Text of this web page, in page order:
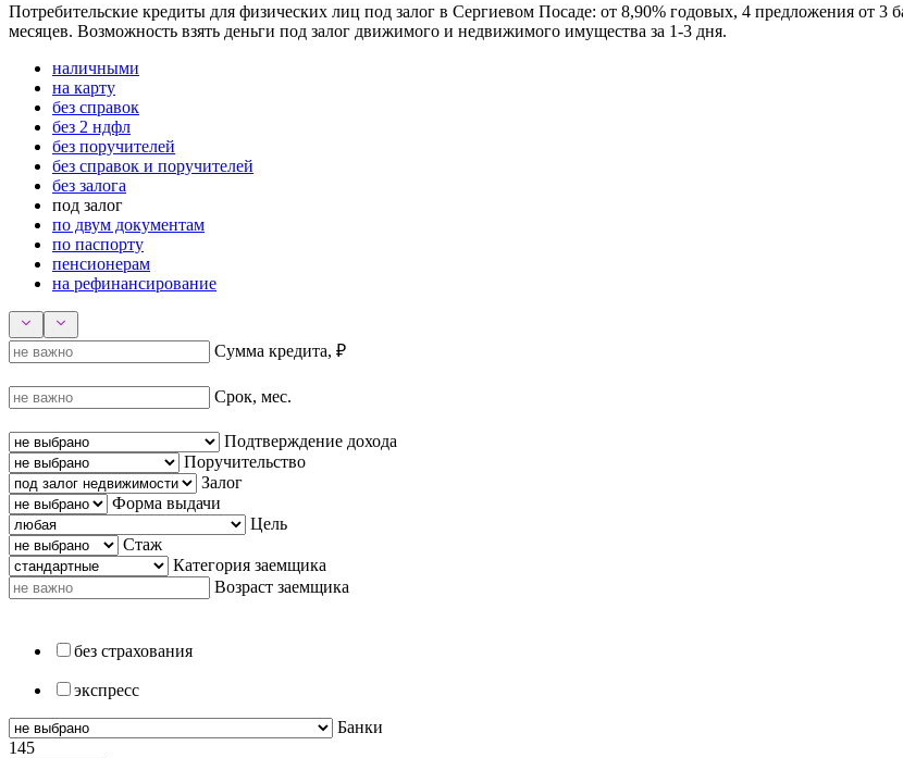
Потребительские кредиты для физических лиц под залог в Сергиевом Посаде: от 8,90% годовых, 4 предложения от 3
месяцев. Возможность взять деньги под залог движимого и недвижимого имущества за 1-3 дня.
наличными
на карту
без справок
без 2 ндфл
без поручителей
без справок и поручителей
без залога
под залог
по двум документам
по паспорту
пенсионерам
на рефинансирование
Сумма кредита, ₽
Срок, мес.
Подтверждение дохода
Поручительство
Залог
Форма выдачи
Цель
Стаж
Категория заемщика
Возраст заемщика
без страхования
экспресс
Банки
145